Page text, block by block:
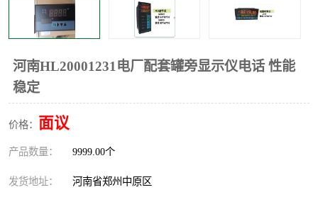
河南HL20001231电厂配套罐旁显示仪电话 性能
稳定
价格： 面议
产品数量： 9999.00个
发货地址： 河南省郑州中原区